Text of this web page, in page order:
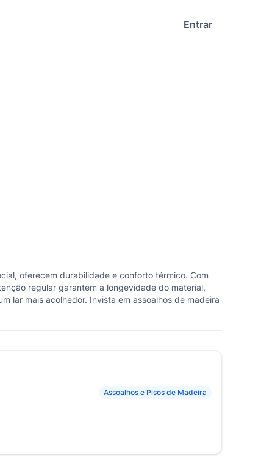
Entrar
oferecem durabilidade e conforto térmico. Com
regular garantem a longevidade do material,
lar mais acolhedor. Invista em assoalhos de madeira
Assoalhos e Pisos de Madeira